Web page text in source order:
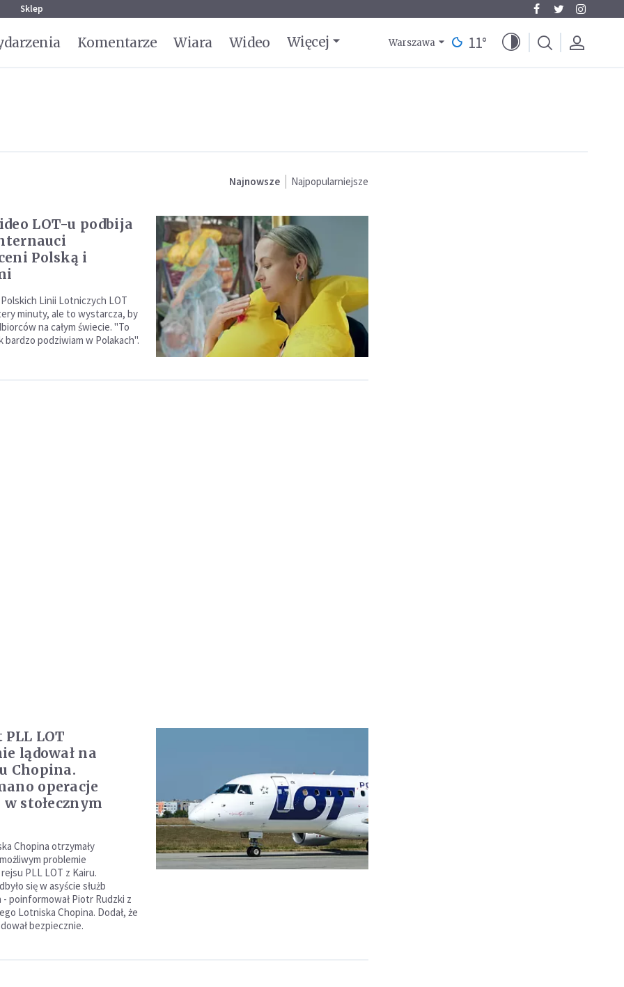
Sklep
Komentarze Wiara Wideo Więcej Warszawa 11°
Najnowsze Najpopularniejsze
LOT-u podbija
Polską i
Linii Lotniczych LOT
minuty, ale to wystarcza, by
na całym świecie. "To
podziwiam w Polakach".
LOT
lądował na
Chopina.
operacje
stołecznym
Chopina otrzymały
problemie
PLL LOT z Kairu.
się w asyście służb
poinformował Piotr Rudzki z
Lotniska Chopina. Dodał, że
bezpiecznie.